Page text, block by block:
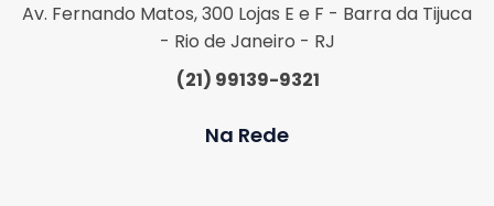
Av. Fernando Matos, 300 Lojas E e F - Barra da Tijuca
- Rio de Janeiro - RJ
(21) 99139-9321
Na Rede